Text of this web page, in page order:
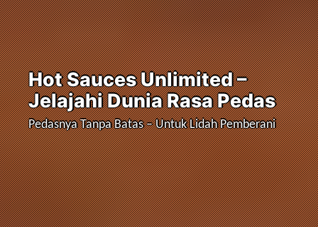
Hot Sauces Unlimited –
Jelajahi Dunia Rasa Pedas
Pedasnya Tanpa Batas – Untuk Lidah Pemberani